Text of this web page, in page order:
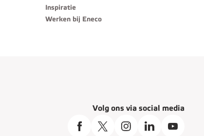
Inspiratie
Werken bij Eneco
Volg ons via social media